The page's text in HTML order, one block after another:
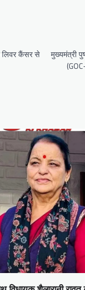
लिवर कैंसर से
मुख्यमंत्री